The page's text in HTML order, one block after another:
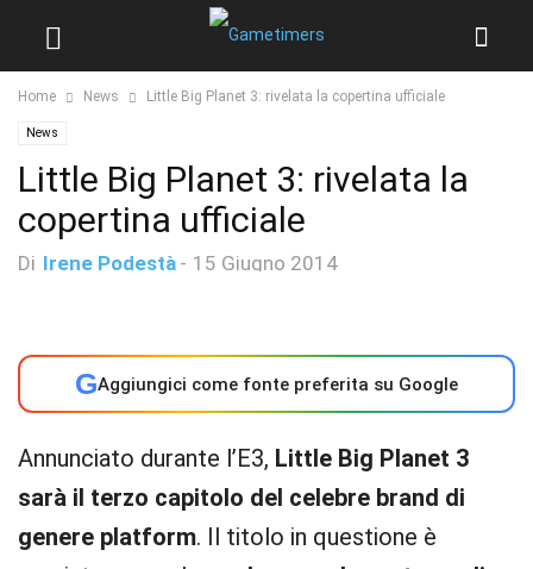
Home News Little Big Planet 3: rivelata la copertina ufficiale
News
Little Big Planet 3: rivelata la
copertina ufficiale
Di Irene Podestà - 15 Giugno 2014
GAggiungici come fonte preferita su Google
Annunciato durante l’E3, Little Big Planet 3
sarà il terzo capitolo del celebre brand di
genere platform. Il titolo in questione è